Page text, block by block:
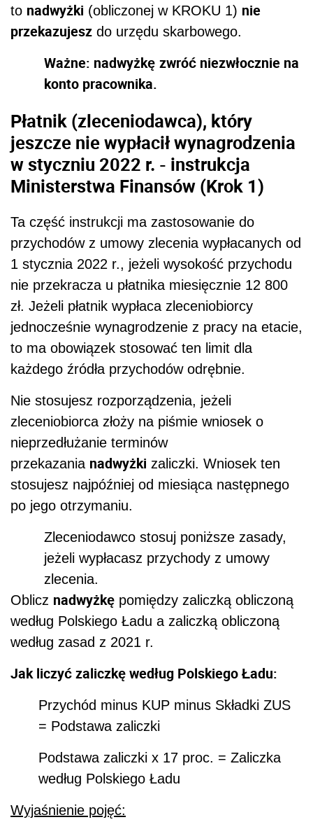
to nadwyżki (obliczonej w KROKU 1) nie
przekazujesz do urzędu skarbowego.
Ważne: nadwyżkę zwróć niezwłocznie na
konto pracownika.
Płatnik (zleceniodawca), który
jeszcze nie wypłaciłwynagrodzenia
w styczniu 2022 r. - instrukcja
Ministerstwa Finansów (Krok 1)
Ta część instrukcji ma zastosowanie do
przychodów z umowy zlecenia wypłacanych od
1 stycznia 2022 r., jeżeli wysokość przychodu
nie przekracza u płatnika miesięcznie 12 800
zł. Jeżeli płatnik wypłaca zleceniobiorcy
jednocześnie wynagrodzenie z pracy na etacie,
to ma obowiązek stosować ten limit dla
każdego źródła przychodów odrębnie.
Nie stosujesz rozporządzenia, jeżeli
zleceniobiorca złoży na piśmie wniosek o
nieprzedłużanie terminów
przekazania nadwyżki zaliczki. Wniosek ten
stosujesz najpóźniej od miesiąca następnego
po jego otrzymaniu.
Zleceniodawco stosuj poniższe zasady,
jeżeli wypłacasz przychody z umowy
zlecenia.
Oblicz nadwyżkę pomiędzy zaliczką obliczoną
według Polskiego Ładu a zaliczką obliczoną
według zasad z 2021 r.
Jak liczyć zaliczkę według Polskiego Ładu:
Przychód minus KUP minus Składki ZUS
= Podstawa zaliczki
Podstawa zaliczki x 17 proc. = Zaliczka
według Polskiego Ładu
Wyjaśnienie pojęć: